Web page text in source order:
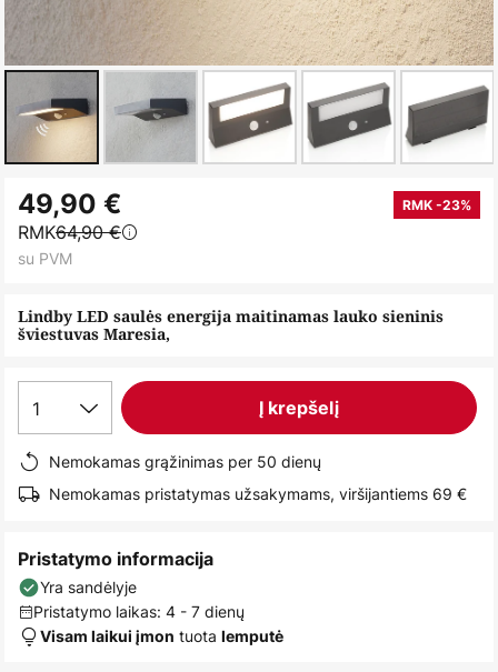
to
the
beginning
the
images
gallery
Lindby LED saulės energija maitinamas lauko sieninis
šviestuvas Maresia,
49,90 € RMK -23%
RMK64,90 €
su PVM
1 Į krepšelį
Nemokamas grąžinimas per 50 dienų
Nemokamas pristatymas užsakymams, viršijantiems 69 €
Pristatymo informacija
Yra sandėlyje
Pristatymo laikas: 4 - 7 dienų
Visam laikui įmon tuota lemputė